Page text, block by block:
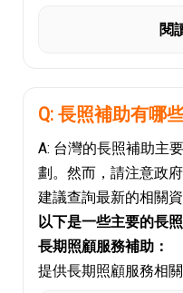
長期照護機構：
務。
日間照顧：
供應長者或身心障礙
務。
輔助器具：
提供輪椅、助聽器、
閱
Q: 長照補助有哪
A: 台灣的長照補助主
劃。然而，請注意政
建議查詢最新的相關資
以下是一些主要的長
長期照顧服務補助：
提供長期照顧服務相